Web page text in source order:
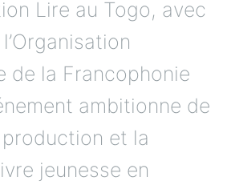
Lire au Togo, avec
de la Francophonie
ambitionne de
et la
jeunesse en